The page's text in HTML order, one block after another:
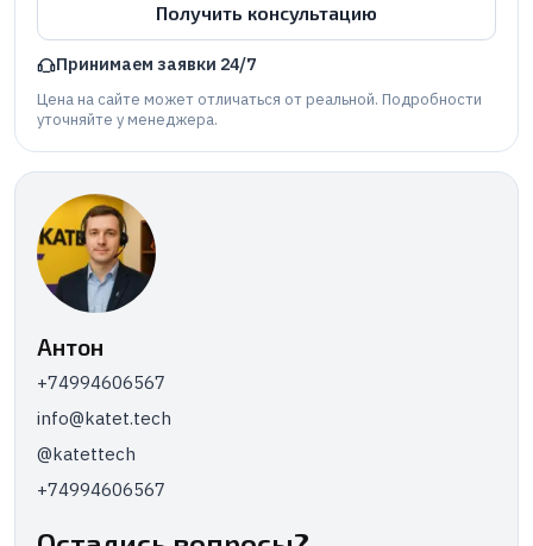
Получить консультацию
Принимаем заявки 24/7
Цена на сайте может отличаться от реальной. Подробности
уточняйте у менеджера.
Антон
+74994606567
info@katet.tech
@katettech
+74994606567